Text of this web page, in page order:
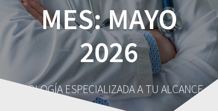
MES:MAYO
2026
UROLOGÍA ESPECIALIZADA A TU ALCANCE